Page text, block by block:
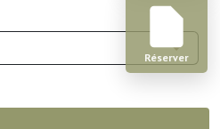
Réserver